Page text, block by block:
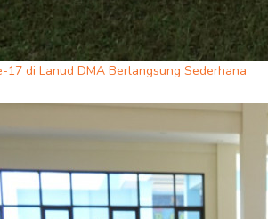
17 di Lanud DMA Berlangsung Sederhana